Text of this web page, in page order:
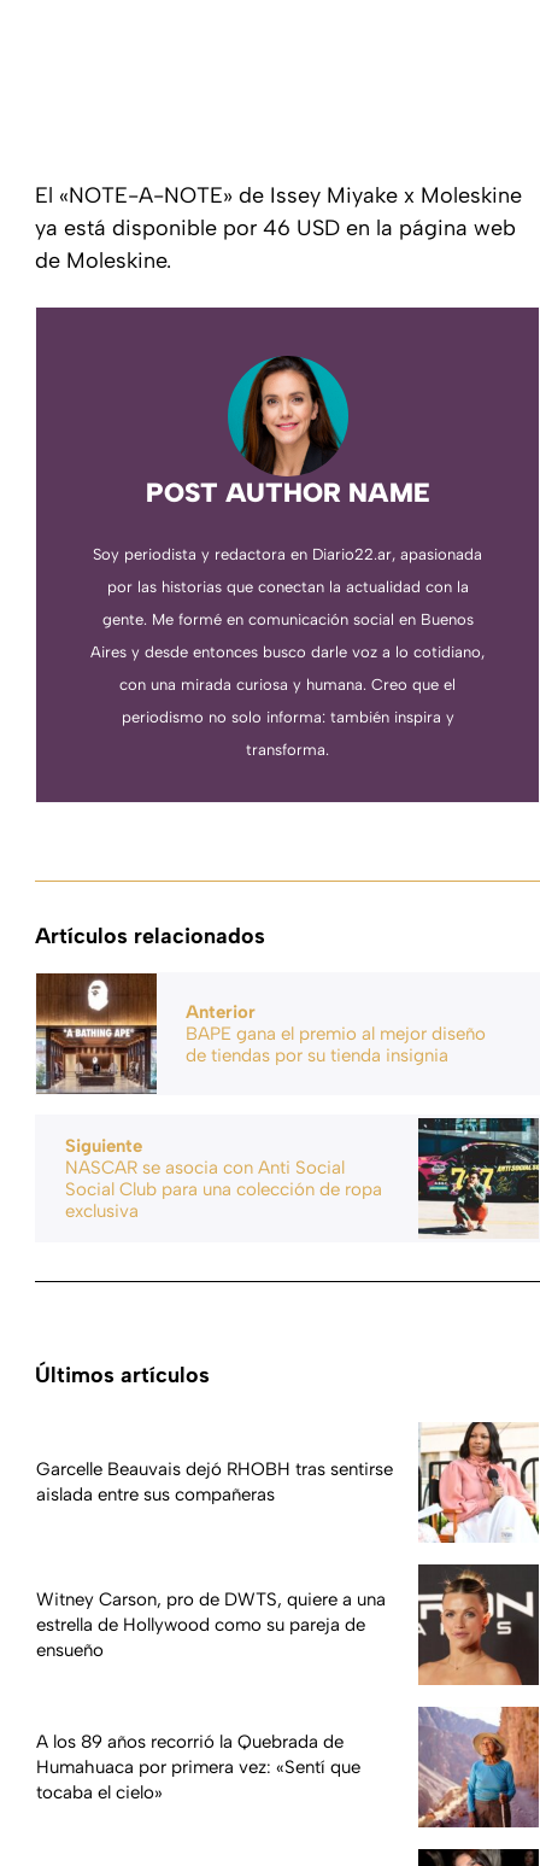
El «NOTE-A-NOTE» de Issey Miyake x Moleskine
ya está disponible por 46 USD en la página web
de Moleskine.
POST AUTHOR NAME
Soy periodista y redactora en Diario22.ar, apasionada
por las historias que conectan la actualidad con la
gente. Me formé en comunicación social en Buenos
Aires y desde entonces busco darle voz a lo cotidiano,
con una mirada curiosa y humana. Creo que el
periodismo no solo informa: también inspira y
transforma.
Artículos relacionados
Anterior
BAPE gana el premio al mejor diseño
de tiendas por su tienda insignia
Siguiente
NASCAR se asocia con Anti Social
Social Club para una colección de ropa
exclusiva
Últimos artículos
Garcelle Beauvais dejó RHOBH tras sentirse
aislada entre sus compañeras
Witney Carson, pro de DWTS, quiere a una
estrella de Hollywood como su pareja de
ensueño
A los 89 años recorrió la Quebrada de
Humahuaca por primera vez: «Sentí que
tocaba el cielo»